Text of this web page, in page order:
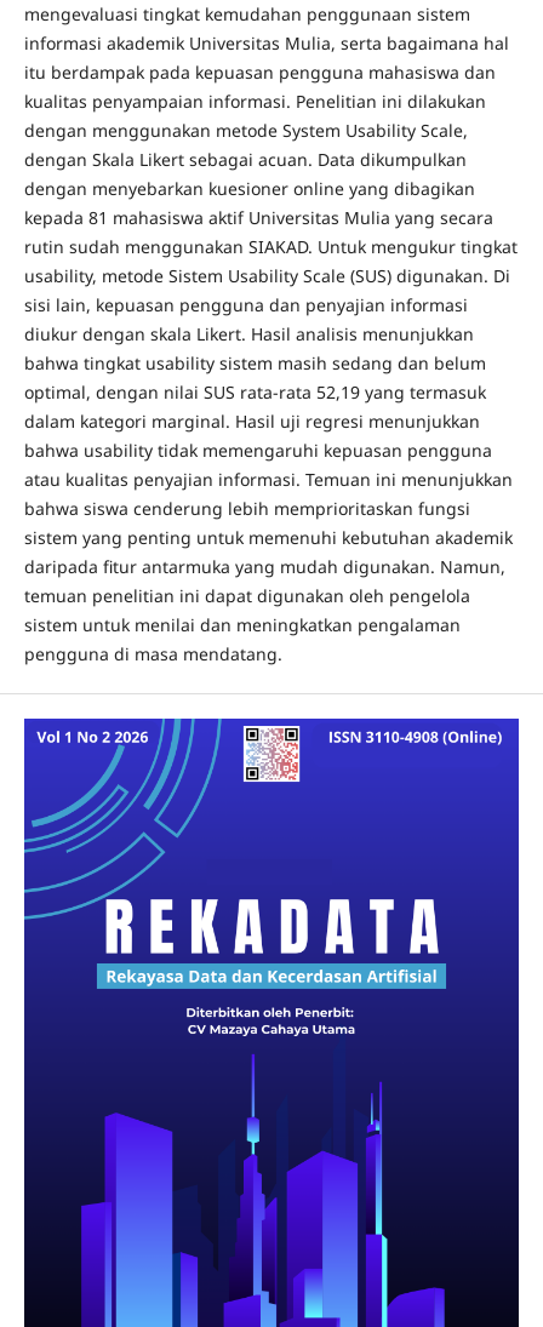
mengevaluasi tingkat kemudahan penggunaan sistem
informasi akademik Universitas Mulia, serta bagaimana hal
itu berdampak pada kepuasan pengguna mahasiswa dan
kualitas penyampaian informasi. Penelitian ini dilakukan
dengan menggunakan metode System Usability Scale,
dengan Skala Likert sebagai acuan. Data dikumpulkan
dengan menyebarkan kuesioner online yang dibagikan
kepada 81 mahasiswa aktif Universitas Mulia yang secara
rutin sudah menggunakan SIAKAD. Untuk mengukur tingkat
usability, metode Sistem Usability Scale (SUS) digunakan. Di
sisi lain, kepuasan pengguna dan penyajian informasi
diukur dengan skala Likert. Hasil analisis menunjukkan
bahwa tingkat usability sistem masih sedang dan belum
optimal, dengan nilai SUS rata-rata 52,19 yang termasuk
dalam kategori marginal. Hasil uji regresi menunjukkan
bahwa usability tidak memengaruhi kepuasan pengguna
atau kualitas penyajian informasi. Temuan ini menunjukkan
bahwa siswa cenderung lebih memprioritaskan fungsi
sistem yang penting untuk memenuhi kebutuhan akademik
daripada fitur antarmuka yang mudah digunakan. Namun,
temuan penelitian ini dapat digunakan oleh pengelola
sistem untuk menilai dan meningkatkan pengalaman
pengguna di masa mendatang.